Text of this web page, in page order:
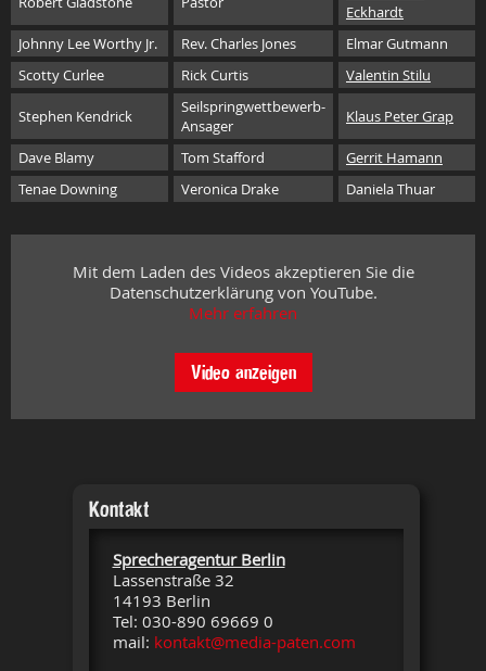
Eckhardt
Johnny Lee Worthy Jr.
Rev. Charles Jones
Elmar Gutmann
Scotty Curlee
Rick Curtis Valentin Stilu
Stephen Kendrick
Seilspringwettbewerb-
Ansager
Klaus Peter Grap
Dave Blamy Tom Stafford
Gerrit Hamann
Tenae Downing
Veronica Drake Daniela Thuar
Mit dem Laden des Videos akzeptieren Sie die
Datenschutzerklärung von YouTube.
Mehr erfahren
Video anzeigen
Kontakt
Sprecheragentur Berlin
Lassenstraße 32
14193 Berlin
Tel: 030-890 69669 0
mail: kontakt@media-paten.com